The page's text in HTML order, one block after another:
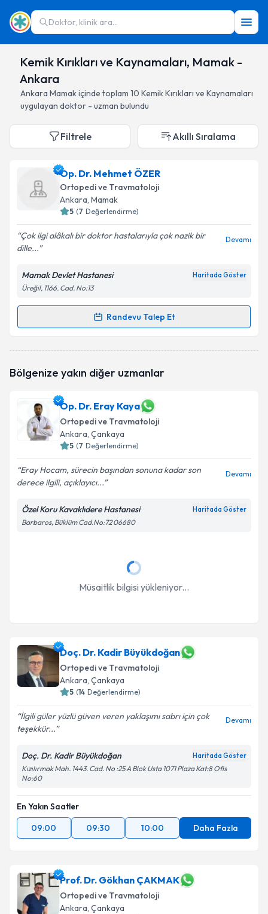
Doktor, klinik ara...
Kemik Kırıkları ve Kaynamaları, Mamak -
Ankara
Ankara Mamakiçinde toplam 10 Kemik Kırıkları ve Kaynamaları
uygulayan doktor - uzman bulundu
Filtrele Akıllı Sıralama
Op. Dr. Mehmet ÖZER
Ortopedi ve Travmatoloji
Ankara, Mamak
5 (7 Değerlendirme)
Çok ilgi alâkalı bir doktor hastalarıyla çok nazik bir
dille...
Devamı
Mamak Devlet Hastanesi Haritada Göster
Üreğil, 1166. Cad. No:13
Randevu Talep Et
Randevu Takvimi Talebi
oluşturun. Size bu uzmandan randevu almanız için bir
E-posta Adresiniz
Kişisel verilerimin işlenmesine ilişkinAydınlatma
Metni'ni okudum ve kişisel verilerimin belirtilen
Bölgenize yakın diğer uzmanlar
Op. Dr. Eray Kaya
Ortopedi ve Travmatoloji
Ankara, Çankaya
5 (7 Değerlendirme)
Eray Hocam, sürecin başından sonuna kadar son
derece ilgili, açıklayıcı...
Devamı
Özel Koru Kavaklıdere Hastanesi Haritada Göster
Barbaros, Büklüm Cad.No:72 06680
Müsaitlik bilgisi yükleniyor...
Doç. Dr. Kadir Büyükdoğan
Ortopedi ve Travmatoloji
Ankara, Çankaya
5 (14 Değerlendirme)
İlgili güler yüzlü güven veren yaklaşımı sabrı için çok
teşekkür...
Devamı
Doç. Dr. Kadir Büyükdoğan Haritada Göster
Kızılırmak Mah. 1443. Cad. No :25 A Blok Usta 1071 Plaza Kat:8 Ofis
No:60
En Yakın Saatler
09:00
09:30 10:00 Daha Fazla
Prof. Dr. Gökhan ÇAKMAK
Ortopedi ve Travmatoloji
Ankara, Çankaya